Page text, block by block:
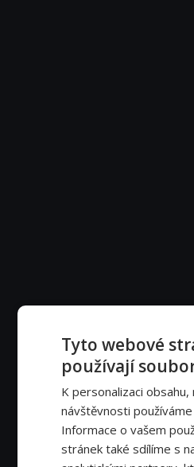
Tyto webové
používají
K personalizaci obsahu,
návštěvnosti
Informace o vašem
stránek také sdílíme s